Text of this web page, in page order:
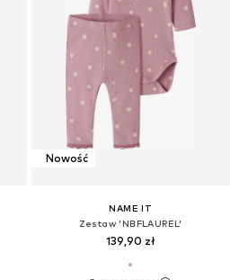
Nowość
NAME IT
Zestaw 'NBFLAUREL'
139,90 zł